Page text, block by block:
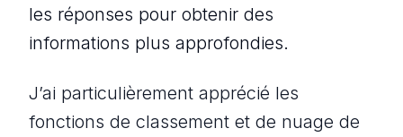
les réponses pour obtenir des
informations plus approfondies.
J’ai particulièrement apprécié les
fonctions de classement et de nuage de